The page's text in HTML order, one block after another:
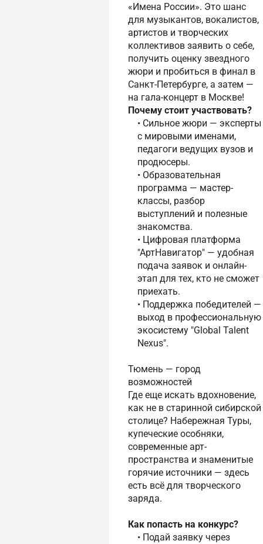
«Имена России». Это шанс
для музыкантов, вокалистов,
артистов и творческих
коллективов заявить о себе,
получить оценку звездного
жюри и пробиться в финал в
Санкт-Петербурге, а затем —
на гала-концерт в Москве!
Почему стоит участвовать?
• Сильное жюри — эксперты
с мировыми именами,
педагоги ведущих вузов и
продюсеры.
• Образовательная
программа — мастер-
классы, разбор
выступлений и полезные
знакомства.
• Цифровая платформа
"АртНавигатор" — удобная
подача заявок и онлайн-
этап для тех, кто не сможет
приехать.
• Поддержка победителей —
выход в профессиональную
экосистему "Global Talent
Nexus".
Тюмень — город
возможностей
Где еще искать вдохновение,
как не в старинной сибирской
столице? Набережная Туры,
купеческие особняки,
современные арт-
пространства и знаменитые
горячие источники — здесь
есть всё для творческого
заряда.
Как попасть на конкурс?
• Подай заявку через